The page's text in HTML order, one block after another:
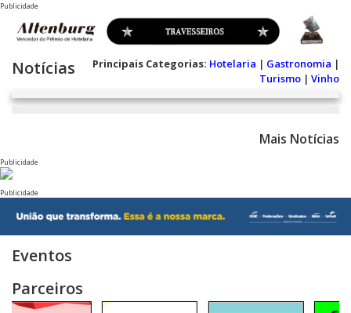
Publicidade
Notícias Principais Categorias: Hotelaria | Gastronomia |
Turismo | Vinho
Mais Notícias
Publicidade
Publicidade
Eventos
Parceiros